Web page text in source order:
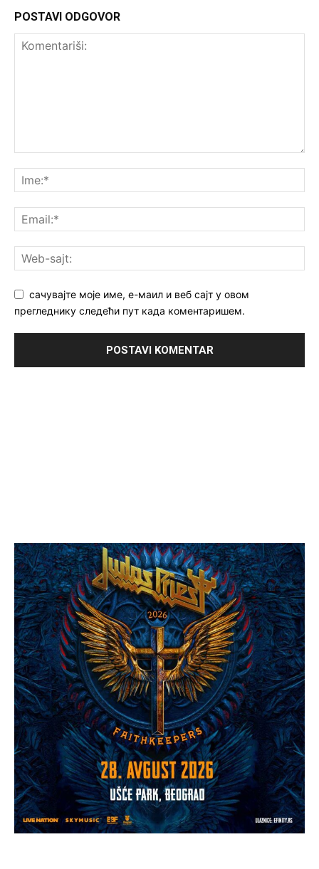
POSTAVI ODGOVOR
сачувајте моје име, е-маил и веб сајт у овом
прегледнику следећи пут када коментаришем.